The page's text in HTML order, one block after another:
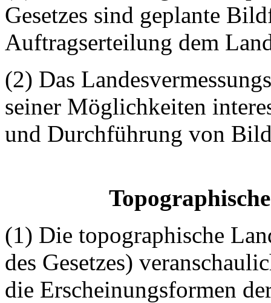
Gesetzes sind geplante
Auftragserteilung dem
(2) Das
seiner Möglichkeiten
und Durchführung von
(1) Die topographische
des Gesetzes)
die Erscheinungsformen